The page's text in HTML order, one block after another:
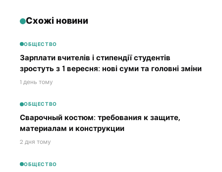
Схожі новини
ОБЩЕСТВО
Зарплати вчителів і стипендії студентів
зростуть з 1 вересня: нові суми та головні зміни
1 день тому
ОБЩЕСТВО
Сварочный костюм: требования к защите,
материалам и конструкции
2 дня тому
ОБЩЕСТВО